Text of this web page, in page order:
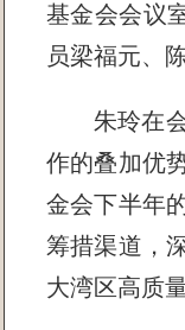
基金会会议
员梁福元、
朱玲在
作的叠加优
金会下半年
筹措渠道，
大湾区高质